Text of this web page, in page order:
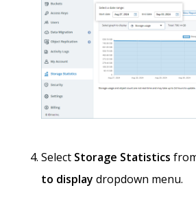
Select Storage Statistics
to display dropdown menu.